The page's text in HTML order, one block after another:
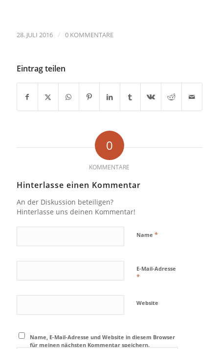
28. JULI 2016 / 0 KOMMENTARE
Eintrag teilen
0
KOMMENTARE
Hinterlasse einen Kommentar
An der Diskussion beteiligen?
Hinterlasse uns deinen Kommentar!
Name *
E-Mail-Adresse
*
Website
Name, E-Mail-Adresse und Website in diesem Browser
für meinen nächsten Kommentar speichern.